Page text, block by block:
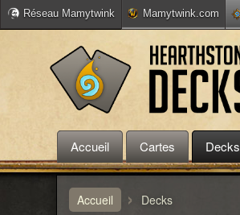
Réseau Mamytwink Mamytwink.com
Accueil Cartes Decks
Accueil › Decks